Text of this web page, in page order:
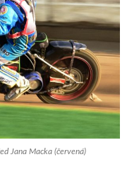
Jana Macka (červená)